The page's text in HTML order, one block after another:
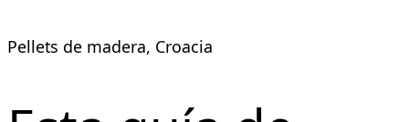
Pellets de madera, Croacia